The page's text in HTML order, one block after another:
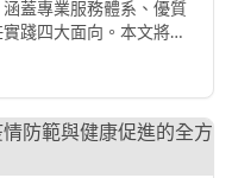
蓋專業服務體系、優質
踐四大面向。本文將帶